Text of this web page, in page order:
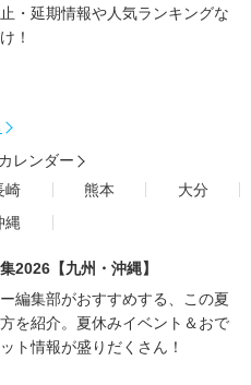
・延期情報や人気ランキングな
！
レンダー
崎 熊本
大分
縄
2026【九州・沖縄】
編集部がおすすめする、この夏
を紹介。夏休みイベント＆おで
ト情報が盛りだくさん！